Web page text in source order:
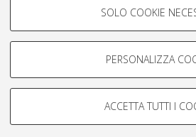
Si tratta di cookie utilizzati per
navigazione degli utenti, creare profili in
Mostra cookie di profilazione
COOKIE TECNICI - NECESSARI
SOLO COOKIE
PERSONALIZZA
ACCETTA TUTTI I
Informativa sulla privacy
Condizioni d’uso del sito